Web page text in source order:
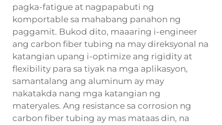
pagka-fatigue at nagpapabuti ng
komportable sa mahabang panahon ng
paggamit. Bukod dito, maaaring i-engineer
ang carbon fiber tubing na may direksyonal na
katangian upang i-optimize ang rigidity at
flexibility para sa tiyak na mga aplikasyon,
samantalang ang aluminum ay may
nakatakda nang mga katangian ng
materyales. Ang resistance sa corrosion ng
carbon fiber tubing ay mas mataas din, na